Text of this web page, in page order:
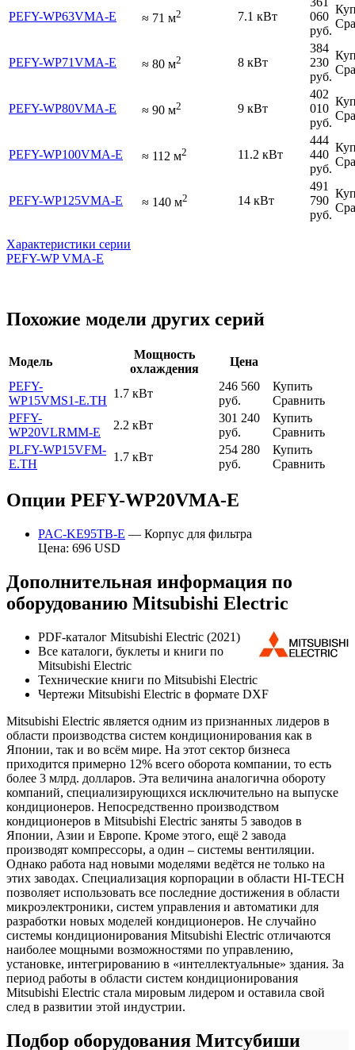
PEFY-WP63VMA-E ≈ 71 м2 7.1 кВт
060
руб.
PEFY-WP71VMA-E ≈ 80 м2 8 кВт
384
230
руб.
PEFY-WP80VMA-E ≈ 90 м2 9 кВт
402
010
руб.
PEFY-WP100VMA-E ≈ 112 м2 11.2 кВт
444
440
руб.
PEFY-WP125VMA-E ≈ 140 м2 14 кВт
491
790
руб.
Характеристики серии
PEFY-WP VMA-E
Похожие модели других серий
Модель
Мощность
охлаждения
Цена
PEFY-
WP15VMS1-E.TH
1.7 кВт
246 560
руб.
Купить
Сравнить
PFFY-
WP20VLRMM-E
2.2 кВт
301 240
руб.
Купить
Сравнить
PLFY-WP15VFM-
E.TH
1.7 кВт
254 280
руб.
Купить
Сравнить
Опции PEFY-WP20VMA-E
PAC-KE95TB-E — Корпус для фильтра
Цена: 696 USD
Дополнительная информация по
оборудованию Mitsubishi Electric
PDF-каталог Mitsubishi Electric (2021)
Все каталоги, буклеты и книги по
Mitsubishi Electric
Технические книги по Mitsubishi Electric
Чертежи Mitsubishi Electric в формате DXF
Mitsubishi Electric является одним из признанных лидеров в
области производства систем кондиционирования как в
Японии, так и во всём мире. На этот сектор бизнеса
приходится примерно 12% всего оборота компании, то есть
более 3 млрд. долларов. Эта величина аналогична обороту
компаний, специализирующихся исключительно на выпуске
кондиционеров. Непосредственно производством
кондиционеров в Mitsubishi Electric заняты 5 заводов в
Японии, Азии и Европе. Кроме этого, ещё 2 завода
производят компрессоры, а один – системы вентиляции.
Однако работа над новыми моделями ведётся не только на
этих заводах. Специализация корпорации в области HI-TECH
позволяет использовать все последние достижения в области
микроэлектроники, систем управления и автоматики для
разработки новых моделей кондиционеров. Не случайно
системы кондиционирования Mitsubishi Electric отличаются
наиболее мощными возможностями по управлению,
установке, интегрированию в «интеллектуальные» здания. За
период работы в области систем кондиционирования
Mitsubishi Electric стала мировым лидером и оставила свой
след в развитии этой индустрии.
Подбор оборудования Митсубиши